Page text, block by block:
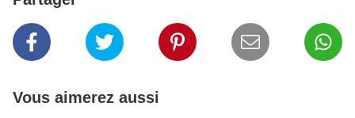
Vous aimerez aussi